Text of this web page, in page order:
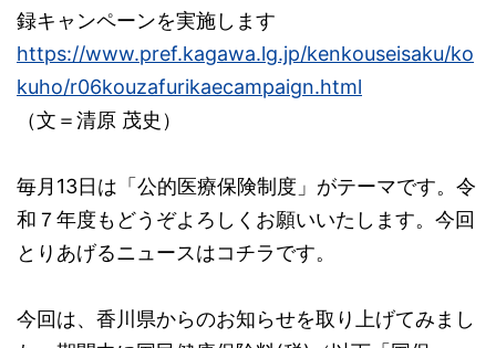
録キャンペーンを実施します
https://www.pref.kagawa.lg.jp/kenkouseisaku/ko
kuho/r06kouzafurikaecampaign.html
（文＝清原 茂史）
毎月13日は「公的医療保険制度」がテーマです。令
和７年度もどうぞよろしくお願いいたします。今回
とりあげるニュースはコチラです。
今回は、香川県からのお知らせを取り上げてみまし